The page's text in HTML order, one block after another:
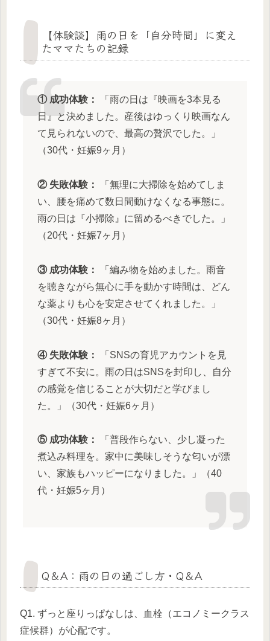
【体験談】雨の日を「自分時間」に変え
たママたちの記録
① 成功体験：
「雨の日は『映画を3本見る
日』と決めました。産後はゆっくり映画なん
て見られないので、最高の贅沢でした。」
（30代・妊娠9ヶ月）
② 失敗体験：
「無理に大掃除を始めてしま
い、腰を痛めて数日間動けなくなる事態に。
雨の日は『小掃除』に留めるべきでした。」
（20代・妊娠7ヶ月）
③ 成功体験：
「編み物を始めました。雨音
を聴きながら無心に手を動かす時間は、どん
な薬よりも心を安定させてくれました。」
（30代・妊娠8ヶ月）
④ 失敗体験：
「SNSの育児アカウントを見
すぎて不安に。雨の日はSNSを封印し、自分
の感覚を信じることが大切だと学びまし
た。」（30代・妊娠6ヶ月）
⑤ 成功体験：
「普段作らない、少し凝った
煮込み料理を。家中に美味しそうな匂いが漂
い、家族もハッピーになりました。」（40
代・妊娠5ヶ月）
Q＆A：雨の日の過ごし方・Q＆A
Q1. ずっと座りっぱなしは、血栓（エコノミークラス
症候群）が心配です。